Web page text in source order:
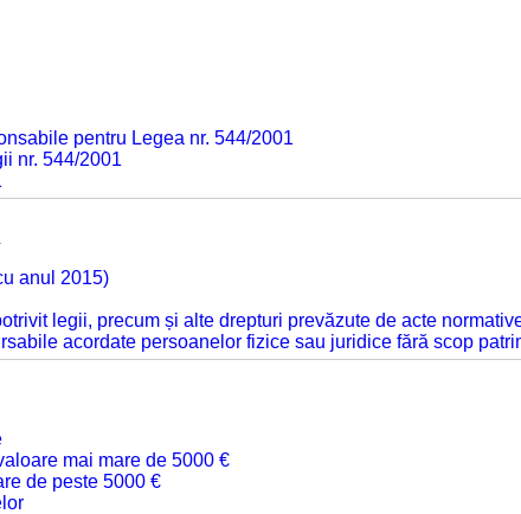
pentru Legea nr. 544/2001
nr. 544/2001
anul 2015)
legii, precum și alte drepturi prevăzute de acte
acordate persoanelor fizice sau juridice fără scop
mai mare de 5000 €
de peste 5000 €